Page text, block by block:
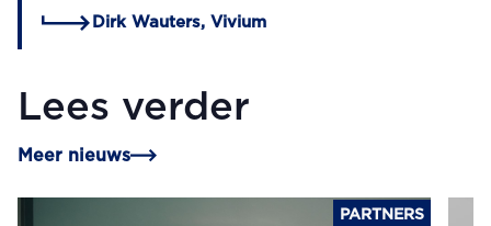
Dirk Wauters, Vivium
Lees verder
Meer nieuws
PARTNERS